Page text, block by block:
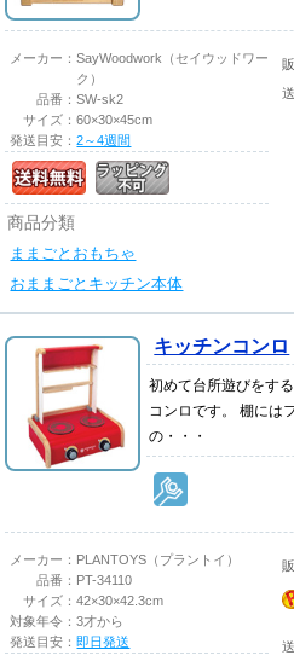
メーカー：SayWoodwork（セイウッドワー
ク）
品番：SW-sk2
サイズ：60×30×45cm
発送目安：2～4週間
商品分類
ままごとおもちゃ
おままごとキッチン本体
キッチンコンロ
初めて台所遊びをす
コンロです。 棚には
の・・・
メーカー： PLANTOYS（プラントイ）
品番： PT-34110
サイズ：42×30×42.3cm
対象年令：3才から
発送目安： 即日発送